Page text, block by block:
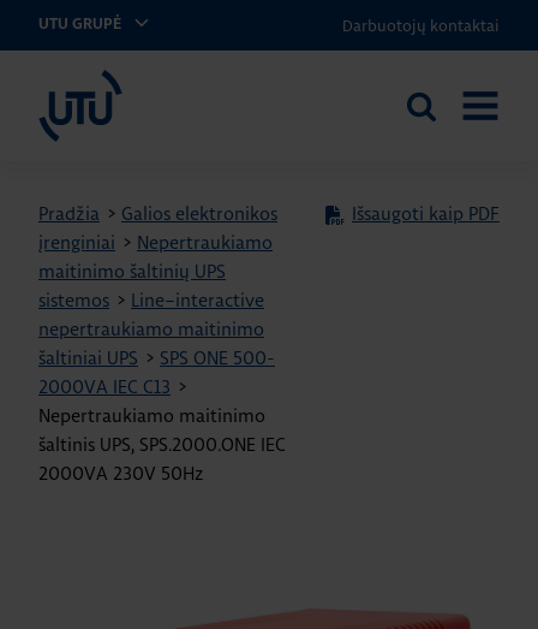
UTU GRUPĖ Darbuotojų kontaktai
UTU Lithuania
Ieškoti
Pradžia > Galios elektronikos
įrenginiai > Nepertraukiamo
maitinimo šaltinių UPS
sistemos > Line–interactive
nepertraukiamo maitinimo
šaltiniai UPS > SPS ONE 500-
2000VA IEC C13 >
Nepertraukiamo maitinimo
šaltinis UPS, SPS.2000.ONE IEC
2000VA 230V 50Hz
Išsaugoti kaip PDF